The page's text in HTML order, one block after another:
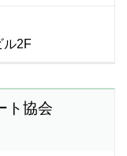
ル2F
ト協会